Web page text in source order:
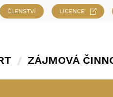
ČLENSTVÍ LICENCE
ZÁJMOVÁ